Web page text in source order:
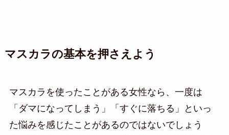
マスカラの基本を押さえよう
マスカラを使ったことがある女性なら、一度は
「ダマになってしまう」「すぐに落ちる」といっ
た悩みを感じたことがあるのではないでしょう